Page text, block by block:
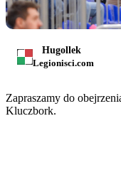
Hugollek
Legionisci.com
Zapraszamy do
Kluczbork.